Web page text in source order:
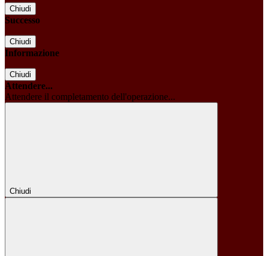
Chiudi
Successo
Chiudi
Informazione
Chiudi
Attendere...
Attendere il completamento dell'operazione...
Chiudi